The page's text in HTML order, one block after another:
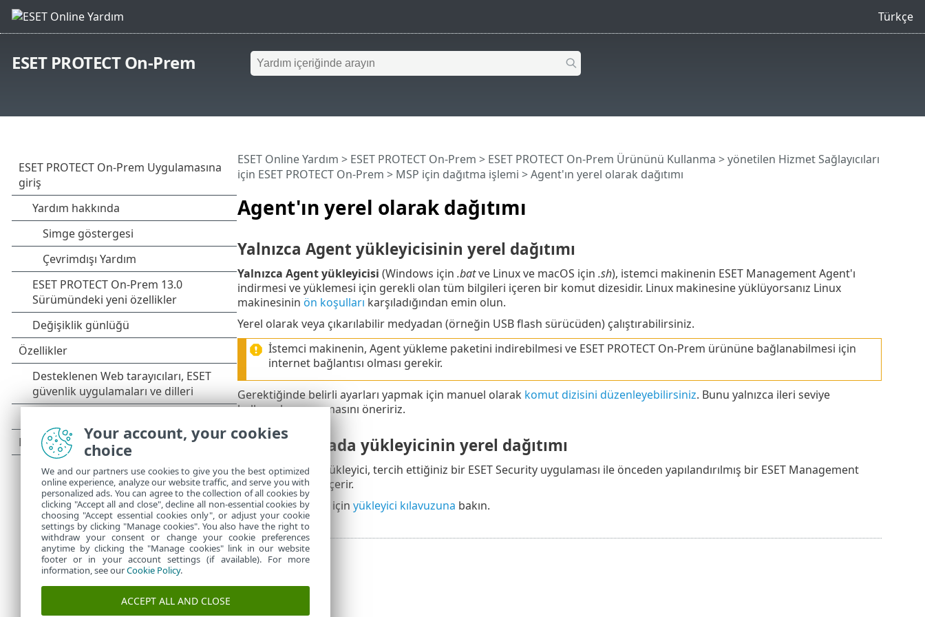
Türkçe
ESET PROTECT On-Prem
Agent'ın yerel olarak dağıtımı
ESET Online Yardım > ESET PROTECT On-Prem > ESET PROTECT On-Prem Ürününü Kullanma >yönetilen Hizmet Sağlayıcıları
için ESET PROTECT On-Prem > MSP için dağıtma işlemi > Agent'ın yerel olarak dağıtımı
Yalnızca Agent yükleyicisinin yerel dağıtımı
Yalnızca Agent yükleyicisi (Windows için .batve Linux ve macOS için .sh), istemci makinenin ESET Management Agent'ı
indirmesi ve yüklemesi için gerekli olan tüm bilgileri içeren bir komut dizesidir. Linux makinesine yüklüyorsanız Linux
makinesinin ön koşulları karşıladığından emin olun.
Yerel olarak veya çıkarılabilir medyadan (örneğin USB flash sürücüden) çalıştırabilirsiniz.
İstemci makinenin, Agent yükleme paketini indirebilmesi ve ESET PROTECT On-Prem ürününe bağlanabilmesi için
internet bağlantısı olması gerekir.
Gerektiğinde belirli ayarları yapmak için manuel olarak komut dizisini düzenleyebilirsiniz. Bunu yalnızca ileri seviye
kullanıcıların yapmasını öneririz.
Tümü bir arada yükleyicinin yerel dağıtımı
Tümü bir arada
) yükleyici, tercih ettiğiniz bir ESET Security uygulaması ile önceden yapılandırılmış bir ESET Management
Agent yükleyicisi içerir.
Ayrıntılı talimatlar için yükleyici kılavuzuna bakın.
Your account, your cookies
choice
We and our partners use cookies to give you the best optimized
online experience, analyze our website traffic, and serve you with
personalized ads. You can agree to the collection of all cookies by
clicking "Accept all and close", decline all non-essential cookies by
choosing "Accept essential cookies only", or adjust your cookie
settings by clicking "Manage cookies". You also have the right to
withdraw your consent or change your cookie preferences
anytime by clicking the "Manage cookies" link in our website
footer or in your account settings (if available). For more
information, see ourCookie Policy.
ACCEPT ALL AND CLOSE